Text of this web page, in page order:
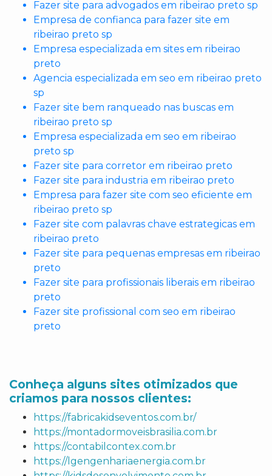
Fazer site para advogados em ribeirao preto sp
Empresa de confianca para fazer site em
ribeirao preto sp
Empresa especializada em sites em ribeirao
preto
Agencia especializada em seo em ribeirao preto
sp
Fazer site bem ranqueado nas buscas em
ribeirao preto sp
Empresa especializada em seo em ribeirao
preto sp
Fazer site para corretor em ribeirao preto
Fazer site para industria em ribeirao preto
Empresa para fazer site com seo eficiente em
ribeirao preto sp
Fazer site com palavras chave estrategicas em
ribeirao preto
Fazer site para pequenas empresas em ribeirao
preto
Fazer site para profissionais liberais em ribeirao
preto
Fazer site profissional com seo em ribeirao
preto
Conheça alguns sites otimizados que
criamos para nossos clientes:
https://fabricakidseventos.com.br/
https://montadormoveisbrasilia.com.br
https://contabilcontex.com.br
https://lgengenhariaenergia.com.br